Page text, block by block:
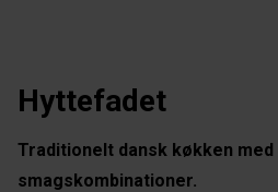
Hyttefadet
Traditionelt dansk køkken
smagskombinationer.